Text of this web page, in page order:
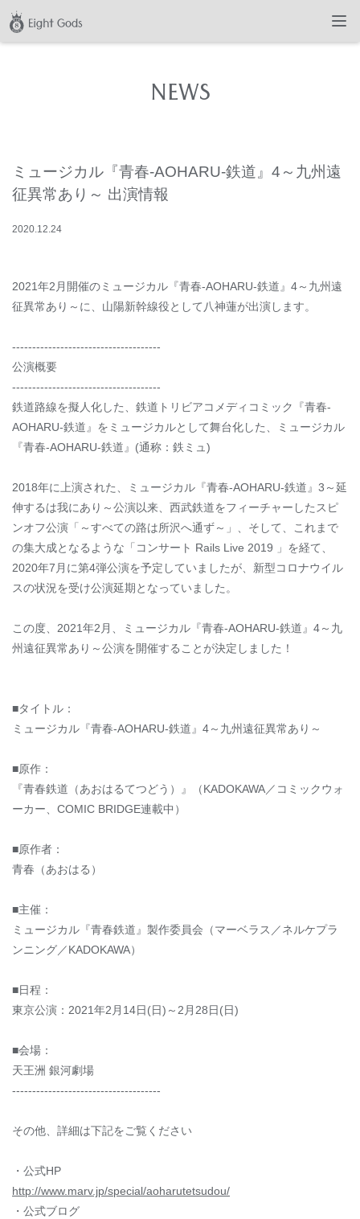
NEWS
ミュージカル『青春-AOHARU-鉄道』4～九州遠
征異常あり～ 出演情報
2020.12.24
2021年2月開催のミュージカル『青春-AOHARU-鉄道』4～九州遠
征異常あり～に、山陽新幹線役として八神蓮が出演します。
-------------------------------------
公演概要
-------------------------------------
鉄道路線を擬人化した、鉄道トリビアコメディコミック『青春-
AOHARU-鉄道』をミュージカルとして舞台化した、ミュージカル
『青春-AOHARU-鉄道』(通称：鉄ミュ)
2018年に上演された、ミュージカル『青春-AOHARU-鉄道』3～延
伸するは我にあり～公演以来、西武鉄道をフィーチャーしたスピ
ンオフ公演「～すべての路は所沢へ通ず～」、そして、これまで
の集大成となるような「コンサート Rails Live 2019 」を経て、
2020年7月に第4弾公演を予定していましたが、新型コロナウイル
スの状況を受け公演延期となっていました。
この度、2021年2月、ミュージカル『青春-AOHARU-鉄道』4～九
州遠征異常あり～公演を開催することが決定しました！
■タイトル：
ミュージカル『青春-AOHARU-鉄道』4～九州遠征異常あり～
■原作：
『青春鉄道（あおはるてつどう）』（KADOKAWA／コミックウォ
ーカー、COMIC BRIDGE連載中）
■原作者：
青春（あおはる）
■主催：
ミュージカル『青春鉄道』製作委員会（マーベラス／ネルケプラ
ンニング／KADOKAWA）
■日程：
東京公演：2021年2月14日(日)～2月28日(日)
■会場：
天王洲 銀河劇場
-------------------------------------
その他、詳細は下記をご覧ください
・公式HP
http://www.marv.jp/special/aoharutetsudou/
・公式ブログ